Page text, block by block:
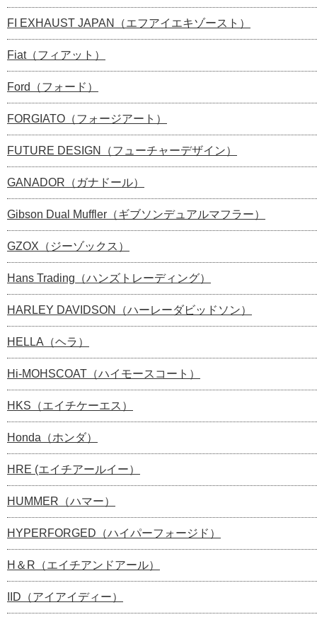
FI EXHAUST JAPAN（エフアイエキゾースト）
Fiat（フィアット）
Ford（フォード）
FORGIATO（フォージアート）
FUTURE DESIGN（フューチャーデザイン）
GANADOR（ガナドール）
Gibson Dual Muffler（ギブソンデュアルマフラー）
GZOX（ジーゾックス）
Hans Trading（ハンズトレーディング）
HARLEY DAVIDSON（ハーレーダビッドソン）
HELLA（ヘラ）
Hi-MOHSCOAT（ハイモースコート）
HKS（エイチケーエス）
Honda（ホンダ）
HRE (エイチアールイー）
HUMMER（ハマー）
HYPERFORGED（ハイパーフォージド）
H＆R（エイチアンドアール）
IID（アイアイディー）